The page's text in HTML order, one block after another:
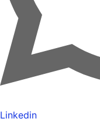
Linkedin